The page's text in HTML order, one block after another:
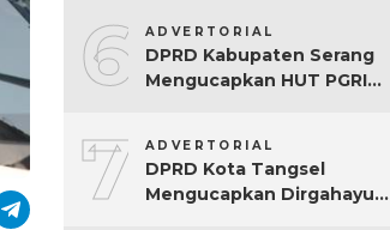
6 ADVERTORIAL
DPRD Kabupaten Serang
Mengucapkan HUT PGRI
7 ADVERTORIAL
DPRD Kota Tangsel
Mengucapkan Dirgahayu